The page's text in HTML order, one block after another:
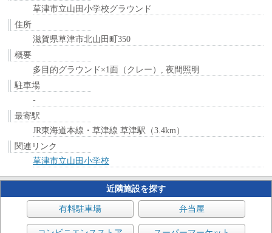
草津市立山田小学校グラウンド
住所
滋賀県草津市北山田町350
概要
多目的グラウンド×1面（クレー）, 夜間照明
駐車場
-
最寄駅
JR東海道本線・草津線 草津駅（3.4km）
関連リンク
草津市立山田小学校
近隣施設を探す
有料駐車場 弁当屋